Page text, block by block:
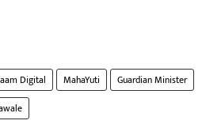
Digital MahaYuti
Guardian Minister